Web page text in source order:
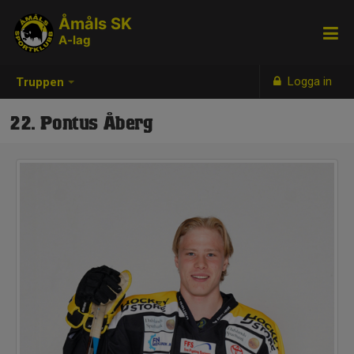
Truppen Logga in
Åmåls SK
A-lag
22. Pontus Åberg